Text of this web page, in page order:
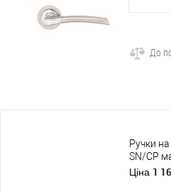
До
Ручки
SN/CP
хром
Ціна 1